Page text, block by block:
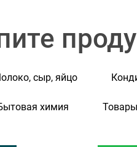
сыр, яйцо
химия